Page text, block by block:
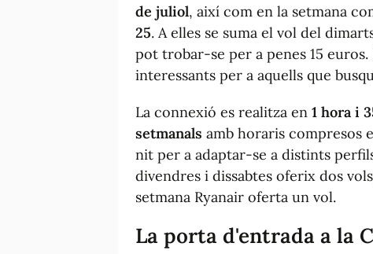
de juliol, així com en la setmana
25. A elles se suma el vol del
pot trobar-se per a penes 15
interessants per a aquells que
La connexió es realitza en 1 hora i
setmanals amb horaris compresos
nit per a adaptar-se a distints
divendres i dissabtes oferix dos
setmana Ryanair oferta un vol.
La porta d'entrada a la